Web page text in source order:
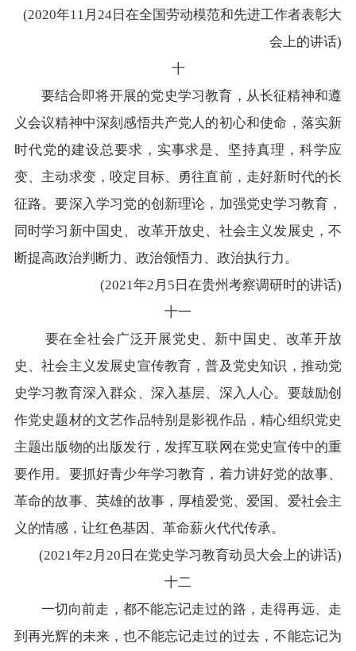
(2020年11月24日在全国劳动模范和先进工作者表彰大
会上的讲话)
十
要结合即将开展的党史学习教育，从长征精神和遵
义会议精神中深刻感悟共产党人的初心和使命，落实新
时代党的建设总要求，实事求是、坚持真理，科学应
变、主动求变，咬定目标、勇往直前，走好新时代的长
征路。要深入学习党的创新理论，加强党史学习教育，
同时学习新中国史、改革开放史、社会主义发展史，不
断提高政治判断力、政治领悟力、政治执行力。
(2021年2月5日在贵州考察调研时的讲话)
十一
要在全社会广泛开展党史、新中国史、改革开放
史、社会主义发展史宣传教育，普及党史知识，推动党
史学习教育深入群众、深入基层、深入人心。要鼓励创
作党史题材的文艺作品特别是影视作品，精心组织党史
主题出版物的出版发行，发挥互联网在党史宣传中的重
要作用。要抓好青少年学习教育，着力讲好党的故事、
革命的故事、英雄的故事，厚植爱党、爱国、爱社会主
义的情感，让红色基因、革命薪火代代传承。
(2021年2月20日在党史学习教育动员大会上的讲话)
十二
一切向前走，都不能忘记走过的路，走得再远、走
到再光辉的未来，也不能忘记走过的过去，不能忘记为